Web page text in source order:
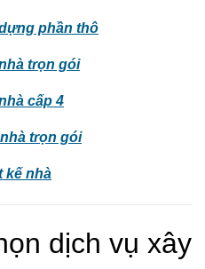
phần thô
trọn gói
cấp 4
trọn gói
kế nhà
dịch vụ xây